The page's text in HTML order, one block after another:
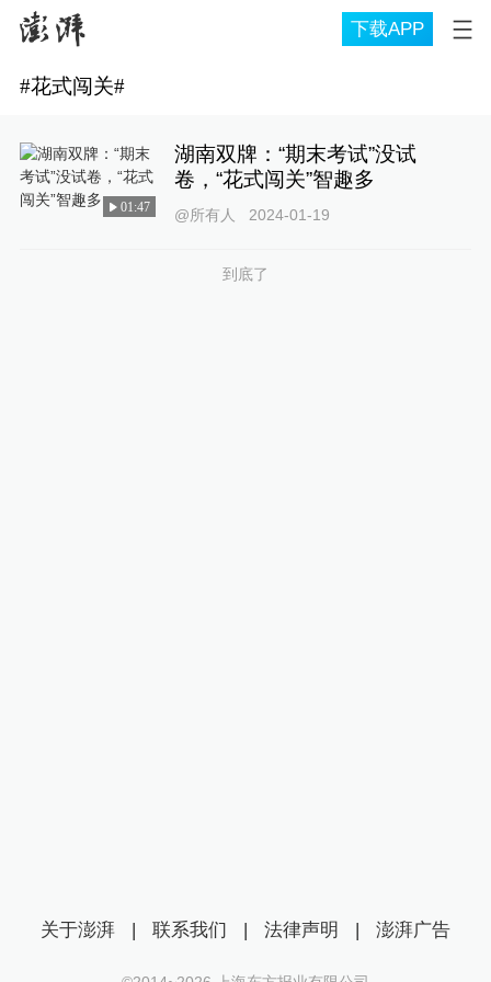
下载APP
#花式闯关#
01:47
湖南双牌：“期末考试”没试
卷，“花式闯关”智趣多
@所有人 2024-01-19
到底了
关于澎湃 | 联系我们 | 法律声明 | 澎湃广告